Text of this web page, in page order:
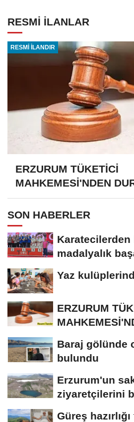
RESMİ İLANLAR
RESMİ İLANDIR
ERZURUM TÜKETİCİ
MAHKEMESİ'NDEN
SON HABERLER
Karatecilerden
madalyalık
Yaz
ERZURUM
Baraj gölünde
bulundu
Erzurum'un
ziyaretçilerini
Güreş